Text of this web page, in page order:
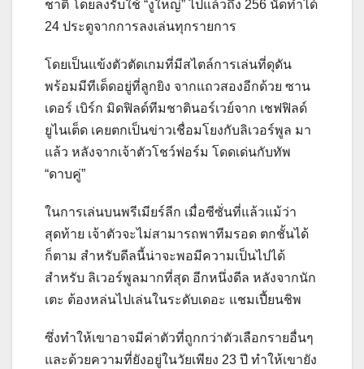
ชาติ โดยลงรับใช้ “งูใหญ่” ไปแล้วถึง 256 นัดทำได้
24 ประตูจากการลงเล่นทุกรายการ
โดยเป็นแข้งตัวตัดเกมที่มีสไตล์การเล่นที่ดุดัน
พร้อมมีทีเด็ดอยู่ที่ลูกยิง จากแถวสองอีกด้วย ซาน
เดอร์ เบิร์ก มิดฟิลด์ทีมชาตินอร์เวย์จาก เชฟฟิลด์
ยูไนเต็ด เคยตกเป็นข่าวเชื่อมโยงกับลิเวอร์พูล มา
แล้ว หลังจากเจ้าตัวโชว์ฟอร์ม โดดเด่นกับทัพ
“ดาบคู่”
ในการเล่นบนพรีเมียร์ลีก เมื่อซีซั่นที่แล้วแม้ว่า
สุดท้าย เจ้าตัวจะไม่สามารถพาทีมรอด ตกชั้นได้
ก็ตาม สำหรับดีลนี้น่าจะพอมีความเป็นไปได้
สำหรับ ลิเวอร์พูลมากที่สุด อีกหนึ่งดีล หลังจากนัก
เตะ ต้องหล่นไปเล่นในระดับเดอะ แชมเปี้ยนชิพ
ซึ่งทำให้เขาอาจมีค่าตัวที่ถูกกว่าตัวเลือกรายอื่นๆ
และด้วยความที่ยังอยู่ในวัยเพียง 23 ปี ทำให้เขายัง